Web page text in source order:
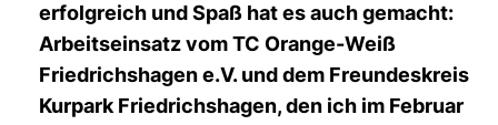
erfolgreich und Spaß hat es auch gemacht:
Arbeitseinsatz vom TC Orange-Weiß
Friedrichshagen e.V. und dem Freundeskreis
Kurpark Friedrichshagen, den ich im Februar